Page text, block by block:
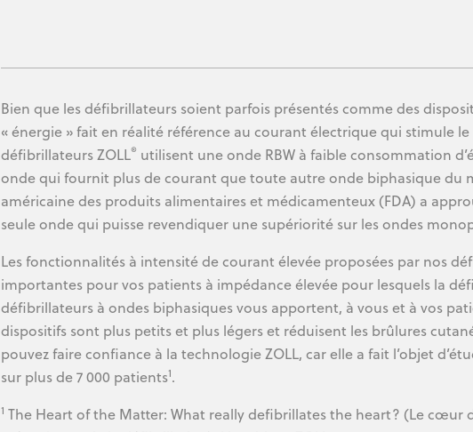
Bien que les défibrillateurs soient parfois présentés comme des
« énergie » fait en réalité référence au courant électrique qui stimule
défibrillateurs ZOLL® utilisent une onde RBW à faible consommation
onde qui fournit plus de courant que toute autre onde biphasique du
américaine des produits alimentaires et médicamenteux (FDA) a
seule onde qui puisse revendiquer une supériorité sur les ondes
Les fonctionnalités à intensité de courant élevée proposées par nos
importantes pour vos patients à impédance élevée pour lesquels la
défibrillateurs à ondes biphasiques vous apportent, à vous et à vos
dispositifs sont plus petits et plus légers et réduisent les brûlures
pouvez faire confiance à la technologie ZOLL, car elle a fait l’objet
sur plus de 7 000 patients1.
1 The Heart of the Matter: What really defibrillates the heart? (Le cœur